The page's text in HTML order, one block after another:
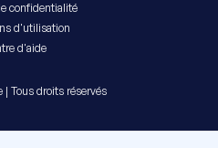
confidentialité
d'utilisation
d'aide
Tous droits réservés